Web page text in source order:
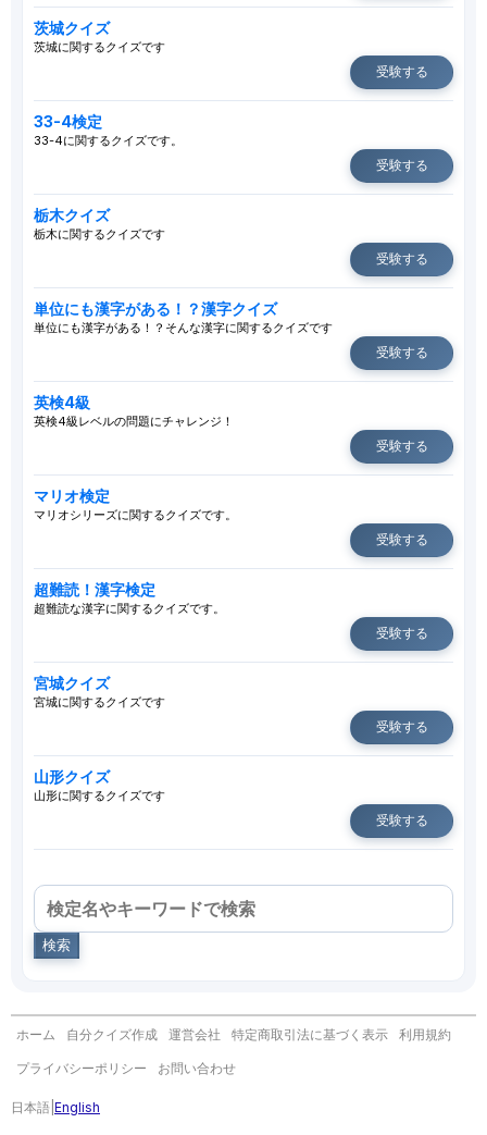
茨城クイズ
茨城に関するクイズです
受験する
33-4検定
33-4に関するクイズです。
受験する
栃木クイズ
栃木に関するクイズです
受験する
単位にも漢字がある！？漢字クイズ
単位にも漢字がある！？そんな漢字に関するクイズです
受験する
英検4級
英検4級レベルの問題にチャレンジ！
受験する
マリオ検定
マリオシリーズに関するクイズです。
受験する
超難読！漢字検定
超難読な漢字に関するクイズです。
受験する
宮城クイズ
宮城に関するクイズです
受験する
山形クイズ
山形に関するクイズです
受験する
検索
ホーム 自分クイズ作成 運営会社 特定商取引法に基づく表示 利用規約
プライバシーポリシー お問い合わせ
日本語 English